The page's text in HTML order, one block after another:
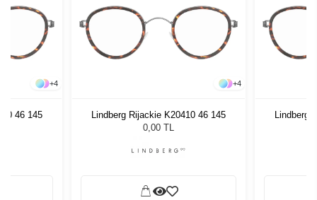
+4
46 145
+4
Lindberg Rijackie K20410 46 145
0,00 TL
Lindberg